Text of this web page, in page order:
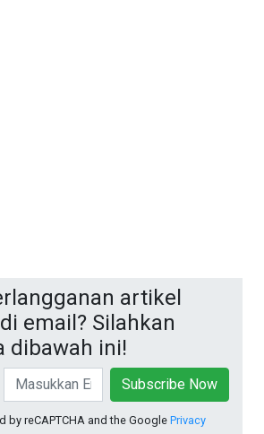
artikel
email? Silahkan
dibawah ini!
Subscribe Now
by reCAPTCHA and the Google Privacy